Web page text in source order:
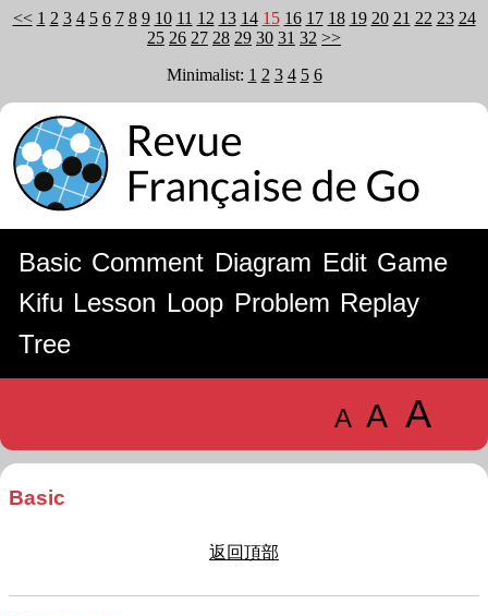
<< 1 2 3 4 5 6 7 8 9 10 11 12 13 14 15 16 17 18 19 20 21 22 23 24
25 26 27 28 29 30 31 32 >>
Minimalist: 1 2 3 4 5 6
Basic Comment Diagram Edit Game
Kifu Lesson Loop Problem Replay
Tree
A A A
Basic
返回頂部